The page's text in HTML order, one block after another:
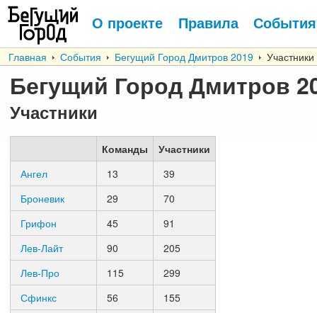
О проекте Правила События
Главная События Бегущий Город Дмитров 2019 Участники
Бегущий Город Дмитров
Участники
Команды
Участники
Ангел
13
39
Броневик
29
70
Грифон
45
91
Лев-Лайт
90
205
Лев-Про
115
299
Сфинкс
56
155